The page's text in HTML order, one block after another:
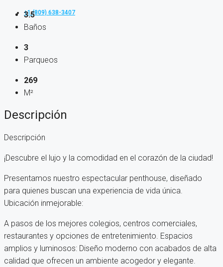
+1 (809) 638-3407
3.5
Baños
3
Parqueos
269
M²
Descripción
Descripción
¡Descubre el lujo y la comodidad en el corazón de la ciudad!
Presentamos nuestro espectacular penthouse, diseñado
para quienes buscan una experiencia de vida única.
Ubicación inmejorable:
A pasos de los mejores colegios, centros comerciales,
restaurantes y opciones de entretenimiento. Espacios
amplios y luminosos: Diseño moderno con acabados de alta
calidad que ofrecen un ambiente acogedor y elegante.